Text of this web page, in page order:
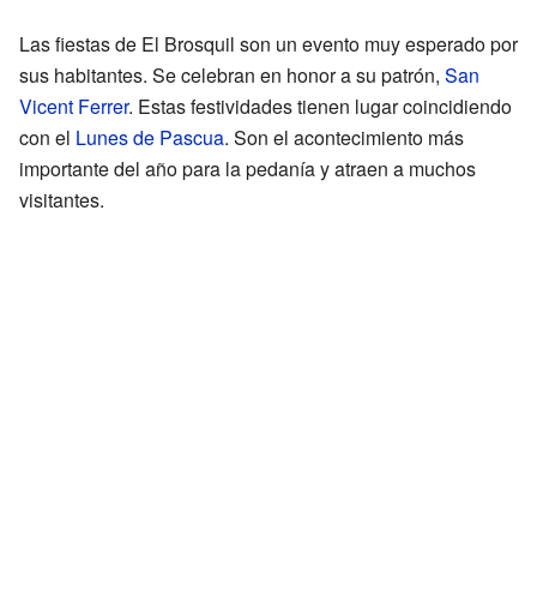
Las fiestas de El Brosquil son un evento muy esperado por
sus habitantes. Se celebran en honor a su patrón, San
Vicent Ferrer. Estas festividades tienen lugar coincidiendo
con el Lunes de Pascua. Son el acontecimiento más
importante del año para la pedanía y atraen a muchos
visitantes.